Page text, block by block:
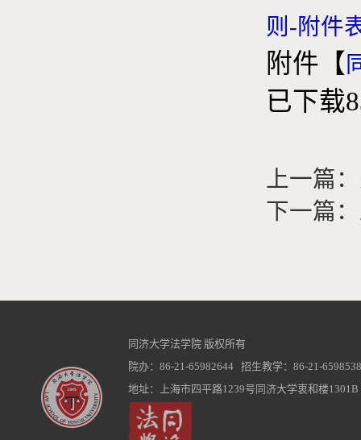
则-附件
附件【
已下载
上一篇
下一篇
同济大学法学院 版权所有
院办：86-21-65982644 招生教学：86-21-
地址：上海市四平路1239号同济大学衷和楼1301B